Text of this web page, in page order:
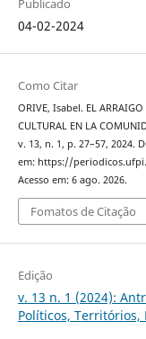
Publicado
04-02-2024
Como Citar
ORIVE, Isabel. EL ARRAIGO
CULTURAL EN LA
v. 13, n. 1, p. 27–57, 2024.
em: https://
Acesso em: 6 ago. 2026.
Fomatos de Citação
Edição
v. 13 n. 1 (2024):
Políticos,